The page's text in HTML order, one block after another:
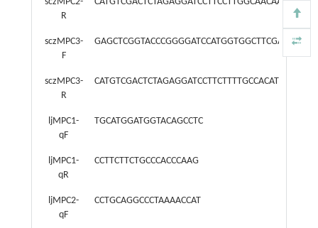
R
sczMPC3-
F
sczMPC3-
R
ljMPC1-
qF
TGCATGGATGGTACAGCCTC
ljMPC1-
qR
CCTTCTTCTGCCCACCCAAG
ljMPC2-
qF
CCTGCAGGCCCTAAAACCAT